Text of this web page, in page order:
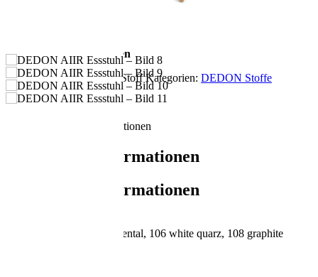
Lieferzeit: ca. 4-6 Wochen
Mehr Info zu den Kissen-Stoff Kategorien: DEDON Stoffe
Laden...
Zusätzliche Informationen
Zusätzliche Informationen
Zusätzliche Informationen
105 elemental, 106 white quarz, 108 graphite